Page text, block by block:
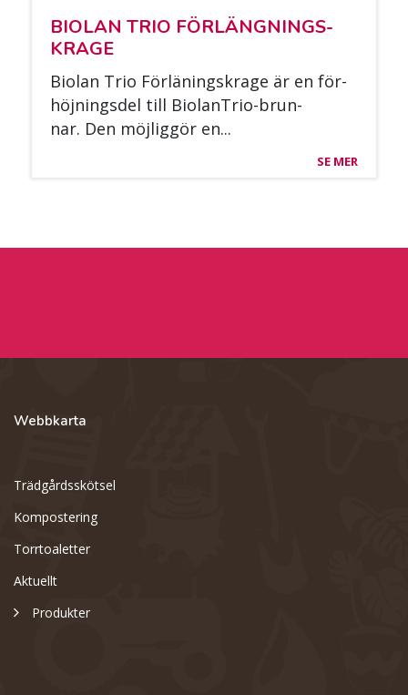
BIO­LAN TRIO FÖR­LÄNG­NINGS­
KRA­GE
Bio­lan Trio För­lä­nings­kra­ge är en för­
höj­nings­del till Bio­lanT­rio-brun­
nar. Den möj­lig­gör en...
SE MER
Webbkarta
Trädgårdsskötsel
Kompostering
Torrtoaletter
Aktuellt
Produkter